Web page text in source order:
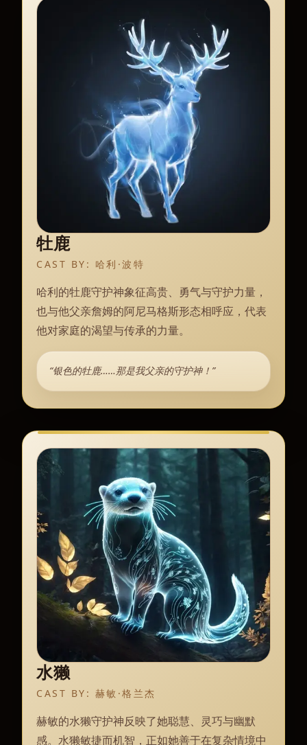
牡鹿
CAST BY: 哈利·波特
哈利的牡鹿守护神象征高贵、勇气与守护力量，
也与他父亲詹姆的阿尼马格斯形态相呼应，代表
他对家庭的渴望与传承的力量。
“银色的牡鹿……那是我父亲的守护神！”
水獭
CAST BY: 赫敏·格兰杰
赫敏的水獭守护神反映了她聪慧、灵巧与幽默
感。水獭敏捷而机智，正如她善于在复杂情境中